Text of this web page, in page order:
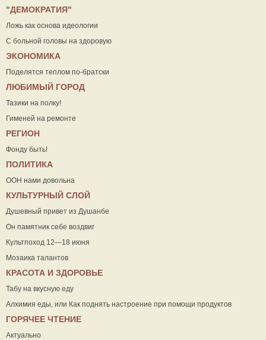
"ДЕМОКРАТИЯ"
Ложь как основа идеологии
С больной головы на здоровую
ЭКОНОМИКА
Поделятся теплом по-братски
ЛЮБИМЫЙ ГОРОД
Тазики на полку!
Гименей на ремонте
РЕГИОН
Фонду быть!
ПОЛИТИКА
ООН нами довольна
КУЛЬТУРНЫЙ СЛОЙ
Душевный привет из Душанбе
Он памятник себе воздвиг
Культпоход 12—18 июня
Мозаика талантов
КРАСОТА И ЗДОРОВЬЕ
Табу на вкусную еду
Алхимия еды, или Как поднять настроение при помощи продуктов
ГОРЯЧЕЕ ЧТЕНИЕ
Актуально